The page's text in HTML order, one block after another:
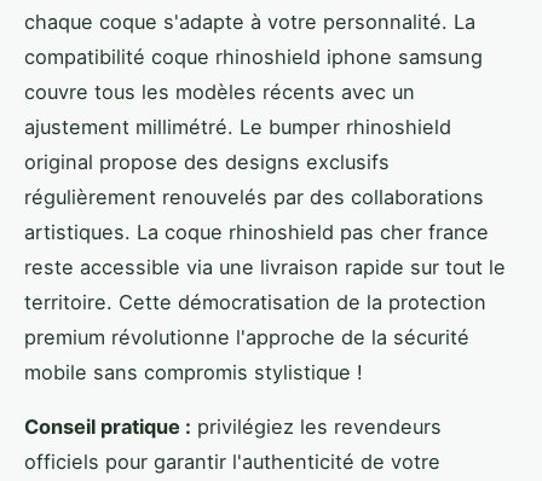
chaque coque s'adapte à votre personnalité. La
compatibilité coque rhinoshield iphone samsung
couvre tous les modèles récents avec un
ajustement millimétré. Le bumper rhinoshield
original propose des designs exclusifs
régulièrement renouvelés par des collaborations
artistiques. La coque rhinoshield pas cher france
reste accessible via une livraison rapide sur tout le
territoire. Cette démocratisation de la protection
premium révolutionne l'approche de la sécurité
mobile sans compromis stylistique !
Conseil pratique : privilégiez les revendeurs
officiels pour garantir l'authenticité de votre